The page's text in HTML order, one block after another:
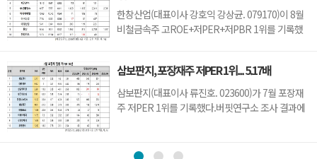
동기대비 ...
한창산업(대표이사 강호익 강상균. 079170)이 8월
비철금속주 고ROE+저PER+저PBR 1위를 기록했
DSR(155660), 태경비케이(014580), 제일연마
(001560)가 뒤를 이었다.한창산업은 지난 1분기 매
출액 212억원, 영업이익 7억원으로 전년동기대비
삼보판지, 포장재주 저PER 1위... 5.17배
삼보판지(대표이사 류진호. 023600)가 7월 포장재
주 저PER 1위를 기록했다.버핏연구소 조사 결과에
징(272550)(6.68), 한국팩키지(037230)(7.35)가 뒤